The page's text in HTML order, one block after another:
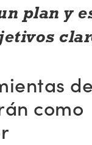
plan y
como